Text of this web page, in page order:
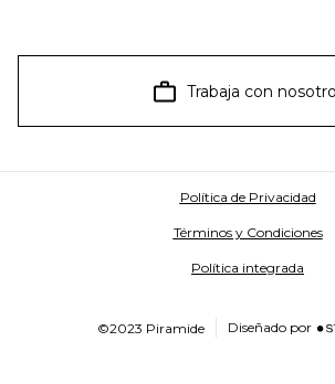
Trabaja con
Política de Privacidad
Términos y Condiciones
Política integrada
©2023 Piramide Diseñado por